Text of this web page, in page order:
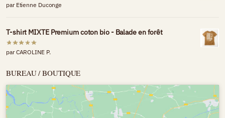
par Etienne Duconge
T-shirt MIXTE Premium coton bio - Balade en forêt
par CAROLINE P.
BUREAU / BOUTIQUE